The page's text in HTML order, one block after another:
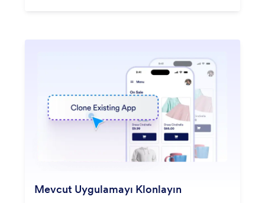
Mevcut Uygulamayı Klonlayın